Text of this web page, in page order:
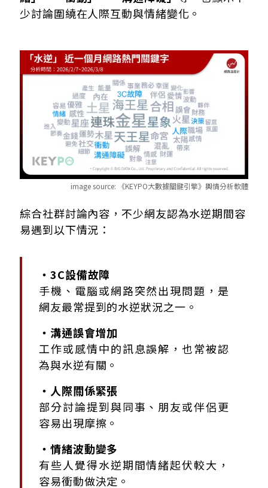
少討論圍繞在人際互動與情緒變化。
image source: 《KEYPO大數據關鍵引擎》輿情分析軟體
綜合社群討論內容，不少網友認為水逆期間容
易遇到以下情況：
・3C設備故障
手機、電腦或網路突然出現問題，是
網友最常提到的水逆狀況之一。
・溝通誤會增加
工作或感情中的訊息誤解，也常被認
為與水逆有關。
・人際關係緊張
部分討論提到與同事、朋友或伴侶更
容易出現摩擦。
・情緒波動變多
有些人覺得水逆期間情緒起伏較大，
容易衝動做決定。